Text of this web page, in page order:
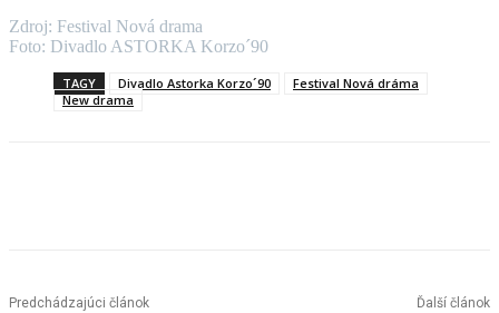
Zdroj: Festival Nová drama
Foto: Divadlo ASTORKA Korzo´90
TAGY Divadlo Astorka Korzo´90
Festival Nová dráma
New drama
Predchádzajúci článok Ďalší článok